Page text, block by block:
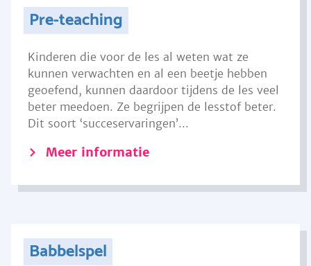
Pre-teaching
Kinderen die voor de les al weten wat ze
kunnen verwachten en al een beetje hebben
geoefend, kunnen daardoor tijdens de les veel
beter meedoen. Ze begrijpen de lesstof beter.
Dit soort ‘succeservaringen’...
Meer informatie
Babbelspel